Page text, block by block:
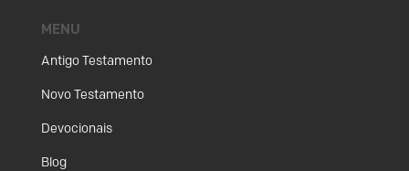
MENU
Antigo Testamento
Novo Testamento
Devocionais
Blog